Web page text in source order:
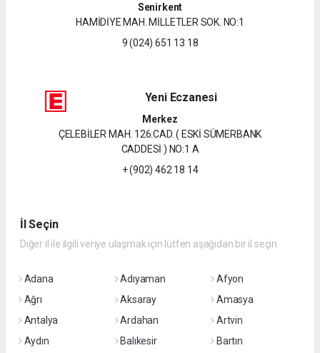
Senirkent
HAMİDİYE MAH. MİLLETLER SOK. NO:1
9 (024) 651 13 18
Yeni Eczanesi
Merkez
ÇELEBİLER MAH. 126.CAD. ( ESKİ SÜMERBANK
CADDESİ ) NO:1 A
+ (902) 462 18 14
İl Seçin
Diğer il ile ilgili veriye ulaşmak için lütfen aşağıdan bir il seçin
Adana Adıyaman
Afyon
Ağrı
Aksaray
Amasya
Antalya
Ardahan
Artvin
Aydın
Balıkesir
Bartın